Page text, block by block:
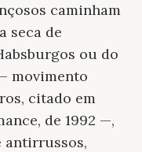
caminham
seca de
ou do
movimento
citado em
de 1992 —,